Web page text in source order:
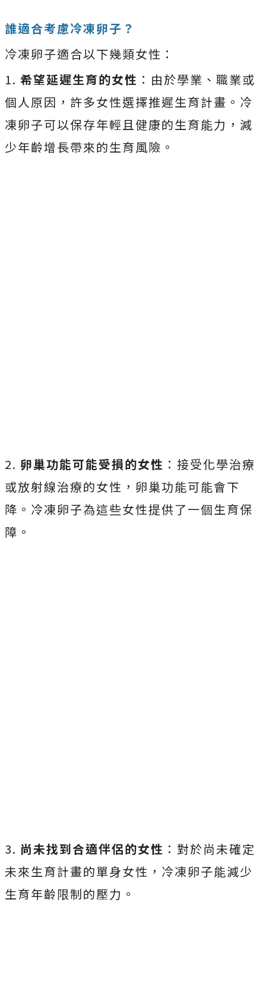
誰適合考慮冷凍卵子？
冷凍卵子適合以下幾類女性：
1. 希望延遲生育的女性 ：由於學業、職業或
個人原因，許多女性選擇推遲生育計畫。冷
凍卵子可以保存年輕且健康的生育能力，減
少年齡增長帶來的生育風險。
2. 卵巢功能可能受損的女性 ：接受化學治療
或放射線治療的女性，卵巢功能可能會下
降。冷凍卵子為這些女性提供了一個生育保
障。
3. 尚未找到合適伴侶的女性 ：對於尚未確定
未來生育計畫的單身女性，冷凍卵子能減少
生育年齡限制的壓力。